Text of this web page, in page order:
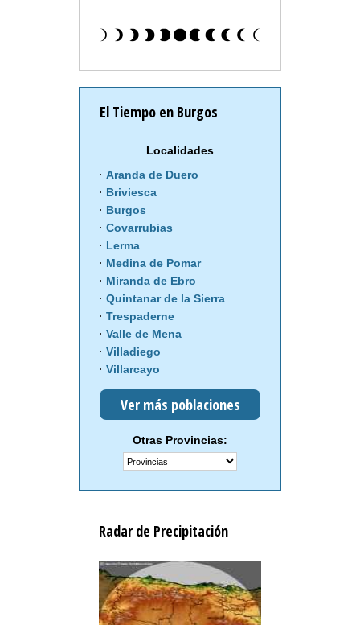
El Tiempo en Burgos
Localidades
Aranda de Duero
Briviesca
Burgos
Covarrubias
Lerma
Medina de Pomar
Miranda de Ebro
Quintanar de la Sierra
Trespaderne
Valle de Mena
Villadiego
Villarcayo
Ver más poblaciones
Otras Provincias:
Radar de Precipitación